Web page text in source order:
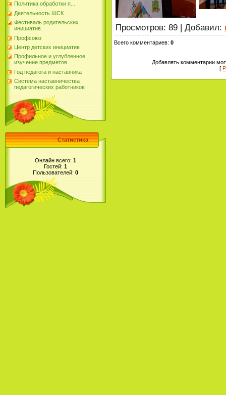
Политика обработки п...
Деятельность ШСК
Фестиваль родительских
инициатив
Профсоюз
Центр детских инициатив
Профильное и углубленное
изучение предметов
Год педагога и наставника
Система наставничества
педагогических работников
Статистика
Онлайн всего: 1
Гостей: 1
Пользователей: 0
Просмотров: 89 | Добавил:
Всего комментариев: 0
Добавлять комментарии
[